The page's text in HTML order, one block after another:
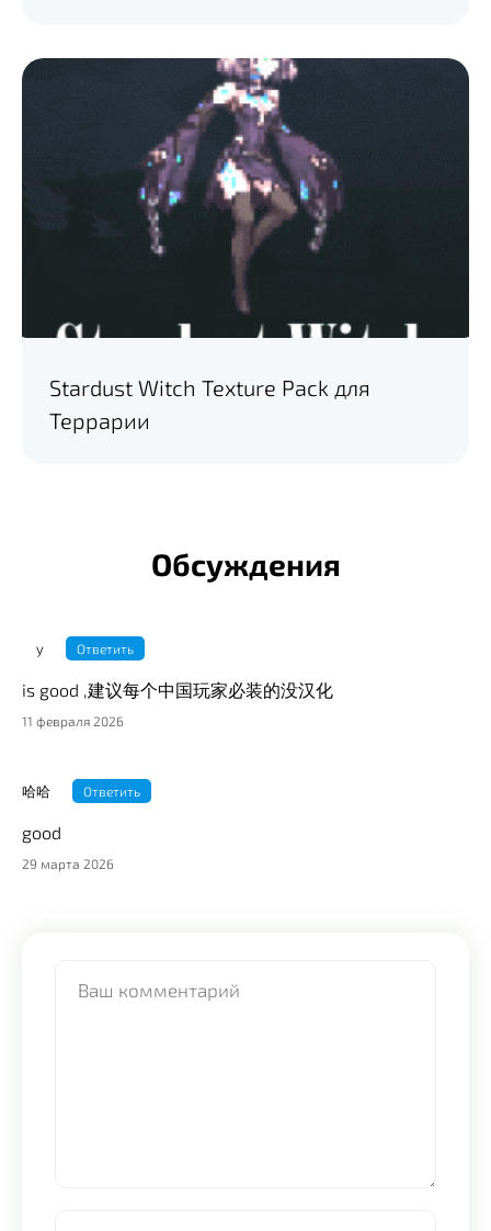
Stardust Witch Texture Pack для
Террарии
Обсуждения
y Ответить
is good ,建议每个中国玩家必装的没汉化
11 февраля 2026
哈哈 Ответить
good
29 марта 2026